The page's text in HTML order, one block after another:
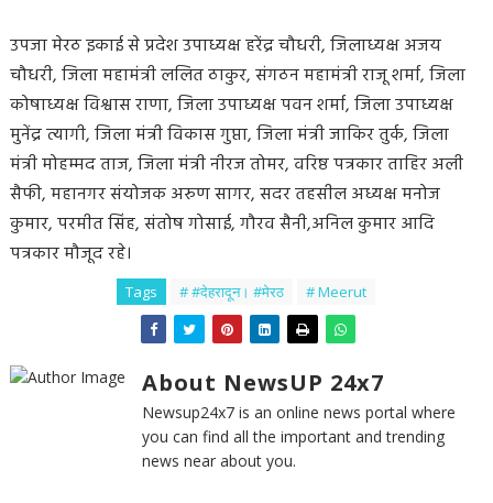
उपजा मेरठ इकाई से प्रदेश उपाध्यक्ष हरेंद्र चौधरी, जिलाध्यक्ष अजय
चौधरी, जिला महामंत्री ललित ठाकुर, संगठन महामंत्री राजू शर्मा, जिला
कोषाध्यक्ष विश्वास राणा, जिला उपाध्यक्ष पवन शर्मा, जिला उपाध्यक्ष
मुनेंद्र त्यागी, जिला मंत्री विकास गुप्ता, जिला मंत्री जाकिर तुर्क, जिला
मंत्री मोहम्मद ताज, जिला मंत्री नीरज तोमर, वरिष्ठ पत्रकार ताहिर अली
सैफी, महानगर संयोजक अरुण सागर, सदर तहसील अध्यक्ष मनोज
कुमार, परमीत सिंह, संतोष गोसाई, गौरव सैनी,अनिल कुमार आदि
पत्रकार मौजूद रहे।
Tags # #देहरादून। #मेरठ # Meerut
About NewsUP 24x7
Newsup24x7 is an online news portal where
you can find all the important and trending
news near about you.